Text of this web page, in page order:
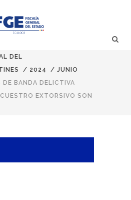
DEL
/ 2024 / JUNIO
DE BANDA DELICTIVA
EXTORSIVO SON